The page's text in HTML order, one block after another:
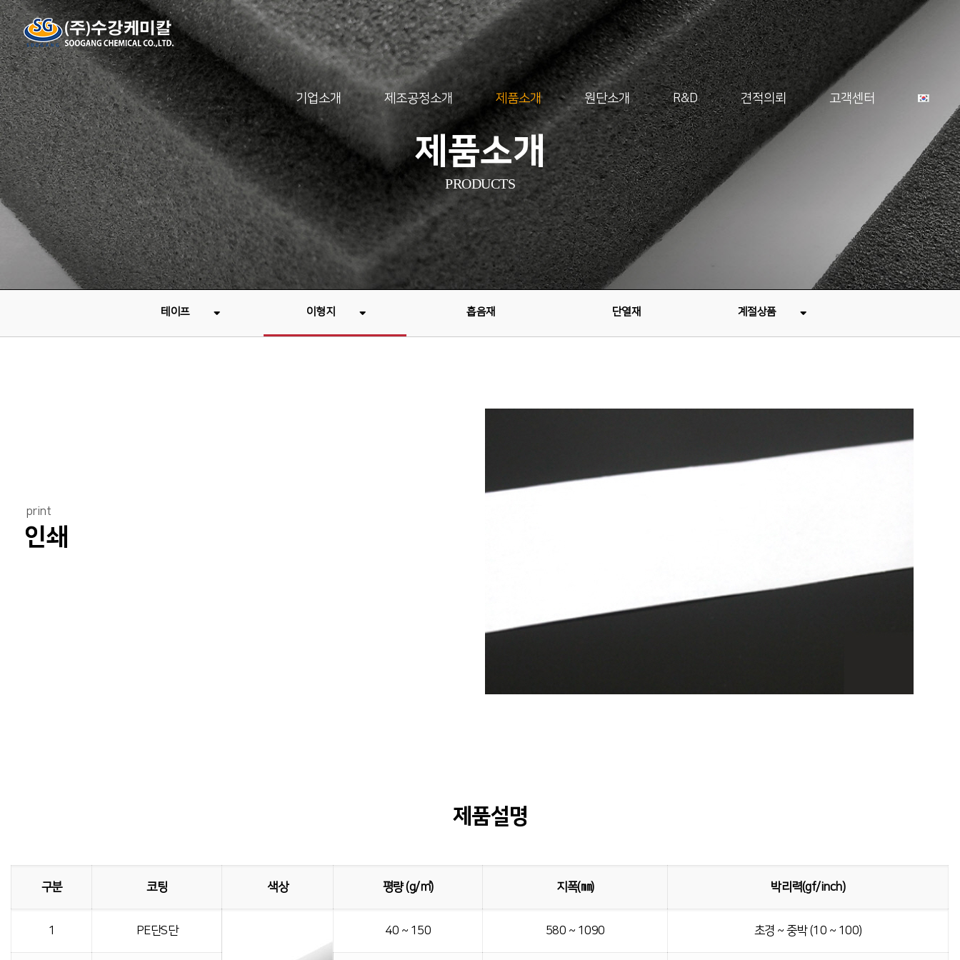
기업소개 제조공정소개 제품소개 원단소개 R&D 견적의뢰 고객센터
제품소개
PRODUCTS
테이프 이형지 흡음재 단열재 계절상품
print
인쇄
제품설명
구분 코팅 색상 평량 (g/㎡) 지폭(㎜) 박리력(gf/inch)
1 PE단S단 40 ~ 150 580 ~ 1090 초경 ~ 중박 (10 ~ 100)